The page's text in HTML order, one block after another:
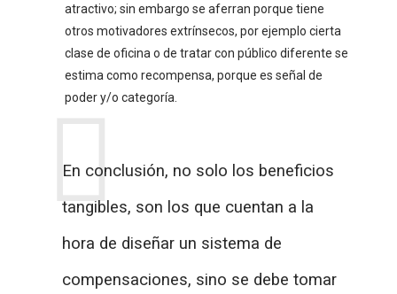
atractivo; sin embargo se aferran porque tiene
otros motivadores extrínsecos, por ejemplo cierta
clase de oficina o de tratar con público diferente se
estima como recompensa, porque es señal de
poder y/o categoría.
En conclusión, no solo los beneficios
tangibles, son los que cuentan a la
hora de diseñar un sistema de
compensaciones, sino se debe tomar